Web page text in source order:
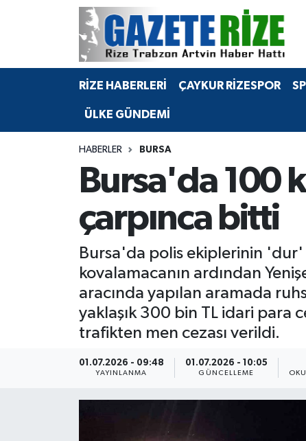
RİZE HABERLERİ ÇAYKUR RİZESPOR
ÜLKE GÜNDEMİ
HABERLER BURSA
Bursa'da 100
çarpınca bitti
Bursa'da polis ekiplerinin 'dur'
kovalamacanın ardından
aracında yapılan aramada
yaklaşık 300 bin TL idari para
trafikten men cezası verildi.
01.07.2026 - 09:48
YAYINLANMA
01.07.2026 - 10:05
GÜNCELLEME
BÖLGEMİZ
Bilim Teknoloji
Advertising news
Canlı Maç
Dış Haberler
Merkez Nöbetçi Eczaneler
Merkez Hava Durumu
Merkez Trafik Yoğunluk Haritası
Tüm Manşetler
Son Dakika Haberleri
Haber Arşivi